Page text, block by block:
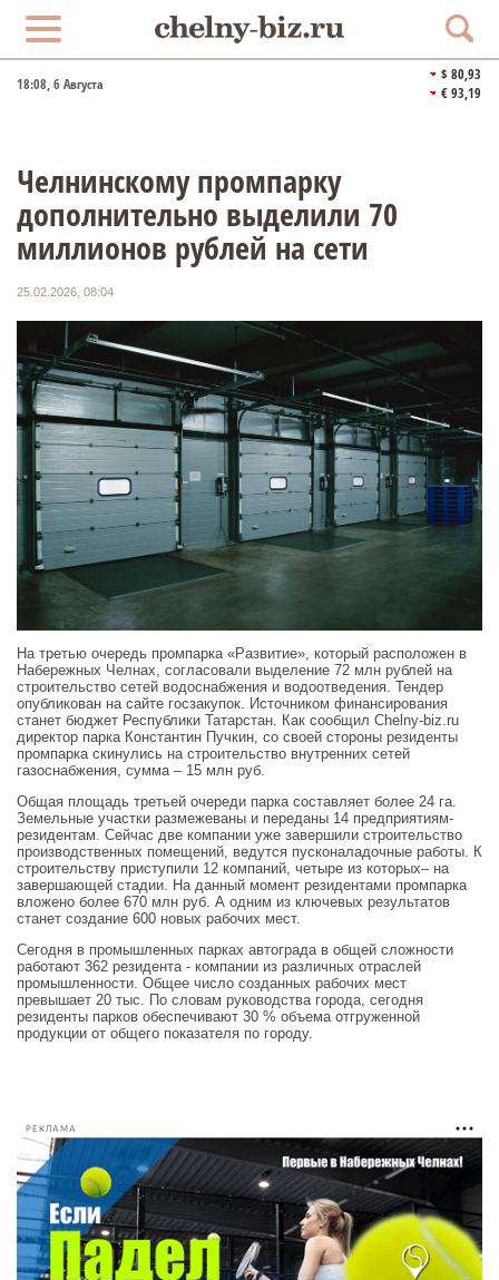
18:08, 6 Августа
$ 80,93
€ 93,19
Челнинскому промпарку
дополнительно выделили 70
миллионов рублей на сети
25.02.2026, 08:04
На третью очередь промпарка «Развитие», который расположен в
Набережных Челнах, согласовали выделение 72 млн рублей на
строительство сетей водоснабжения и водоотведения. Тендер
опубликован на сайте госзакупок. Источником финансирования
станет бюджет Республики Татарстан. Как сообщил Chelny-biz.ru
директор парка Константин Пучкин, со своей стороны резиденты
промпарка скинулись на строительство внутренних сетей
газоснабжения, сумма – 15 млн руб.
Общая площадь третьей очереди парка составляет более 24 га.
Земельные участки размежеваны и переданы 14 предприятиям-
резидентам. Сейчас две компании уже завершили строительство
производственных помещений, ведутся пусконаладочные работы. К
строительству приступили 12 компаний, четыре из которых– на
завершающей стадии. На данный момент резидентами промпарка
вложено более 670 млн руб. А одним из ключевых результатов
станет создание 600 новых рабочих мест.
Сегодня в промышленных парках автограда в общей сложности
работают 362 резидента - компании из различных отраслей
промышленности. Общее число созданных рабочих мест
превышает 20 тыс. По словам руководства города, сегодня
резиденты парков обеспечивают 30 % объема отгруженной
продукции от общего показателя по городу.
РЕКЛАМА